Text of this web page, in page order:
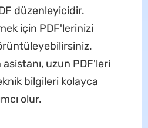
düzenleyicidir.
için PDF'lerinizi
uzun PDF'leri
bilgileri kolayca
olur.